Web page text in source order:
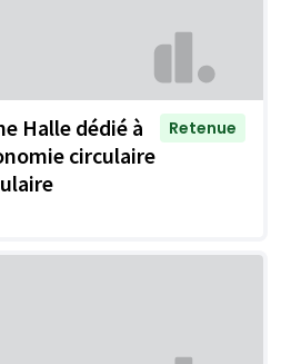
Halle dédié à
circulaire
Retenue